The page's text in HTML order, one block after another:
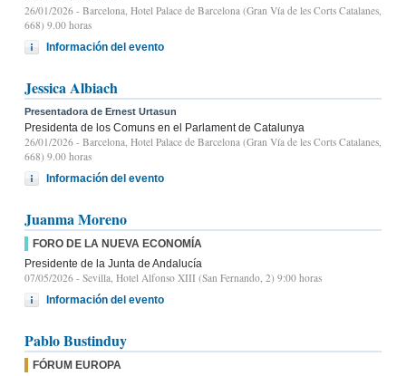
26/01/2026 - Barcelona, Hotel Palace de Barcelona (Gran Vía de les Corts Catalanes,
668) 9.00 horas
Información del evento
Jessica Albiach
Presentadora de Ernest Urtasun
Presidenta de los Comuns en el Parlament de Catalunya
26/01/2026 - Barcelona, Hotel Palace de Barcelona (Gran Vía de les Corts Catalanes,
668) 9.00 horas
Información del evento
Juanma Moreno
FORO DE LA NUEVA ECONOMÍA
Presidente de la Junta de Andalucía
07/05/2026 - Sevilla, Hotel Alfonso XIII (San Fernando, 2) 9:00 horas
Información del evento
Pablo Bustinduy
FÓRUM EUROPA